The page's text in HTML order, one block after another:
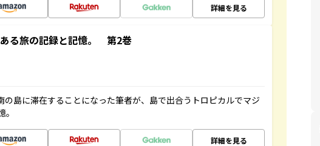
詳細を見る
る旅の記録と記憶。 第2巻
の島に滞在することになった筆者が、島で出合うトロピカルでマジ
詳細を見る